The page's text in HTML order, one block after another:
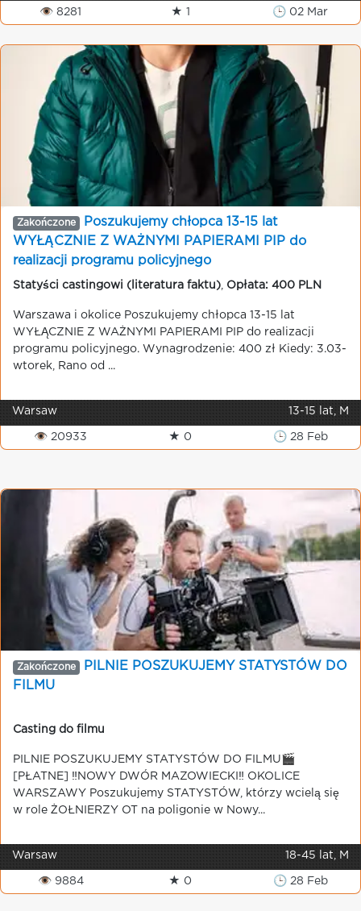
👁 8281 ★ 1 🕒 02 Mar
Zakończone
Poszukujemy chłopca 13-15 lat
WYŁĄCZNIE Z WAŻNYMI PAPIERAMI PIP do
realizacji programu policyjnego
Statyści castingowi (literatura faktu) Opłata: 400 PLN
Warszawa i okolice Poszukujemy chłopca 13-15 lat
WYŁĄCZNIE Z WAŻNYMI PAPIERAMI PIP do realizacji
programu policyjnego. Wynagrodzenie: 400 zł Kiedy: 3.03-
wtorek, Rano od ...
Warsaw 13-15 lat, M
👁 20933 ★ 0 🕒 28 Feb
Zakończone
PILNIE POSZUKUJEMY STATYSTÓW DO
FILMU
Casting do filmu
PILNIE POSZUKUJEMY STATYSTÓW DO FILMU🎬
[PŁATNE] ‼️NOWY DWÓR MAZOWIECKI‼️ OKOLICE
WARSZAWY Poszukujemy STATYSTÓW, którzy wcielą się
w role ŻOŁNIERZY OT na poligonie w Nowy...
Warsaw 18-45 lat, M
👁 9884 ★ 0 🕒 28 Feb